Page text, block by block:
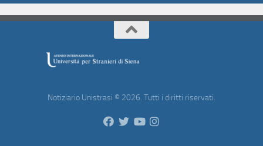
Notiziario Unistrasi © 2026. Tutti i diritti riservati.